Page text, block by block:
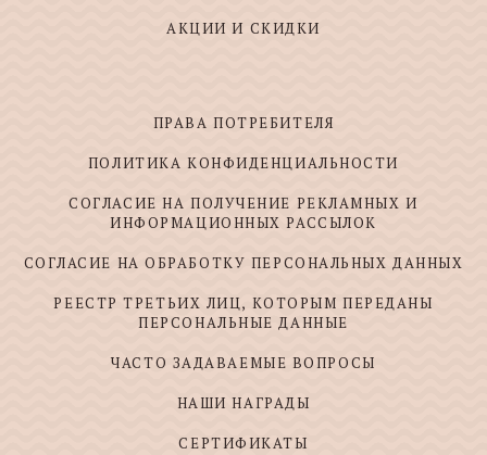
АКЦИИ И СКИДКИ
ПРАВА ПОТРЕБИТЕЛЯ
ПОЛИТИКА КОНФИДЕНЦИАЛЬНОСТИ
СОГЛАСИЕ НА ПОЛУЧЕНИЕ РЕКЛАМНЫХ И
ИНФОРМАЦИОННЫХ РАССЫЛОК
СОГЛАСИЕ НА ОБРАБОТКУ ПЕРСОНАЛЬНЫХ ДАННЫХ
РЕЕСТР ТРЕТЬИХ ЛИЦ, КОТОРЫМ ПЕРЕДАНЫ
ПЕРСОНАЛЬНЫЕ ДАННЫЕ
ЧАСТО ЗАДАВАЕМЫЕ ВОПРОСЫ
НАШИ НАГРАДЫ
СЕРТИФИКАТЫ